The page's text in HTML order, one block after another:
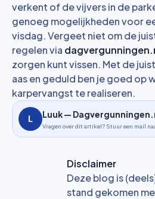
verkent of de vijvers in de
genoeg mogelijkheden voor
visdag. Vergeet niet om de
regelen via
zorgen kunt vissen. Met de
aas en geduld ben je goed op
karpervangst te realiseren.
Luuk —
Vragen over dit artikel? Stuur een mail
Disclaimer
Deze blog is
stand gekomen